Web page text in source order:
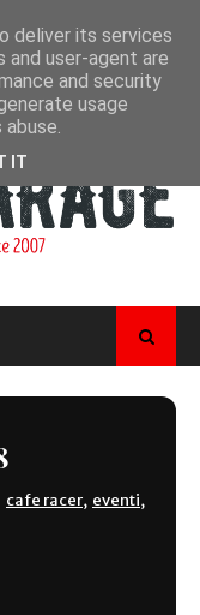
cafe racer, eventi,
deliver its services
and user-agent are
and security
usage
IT